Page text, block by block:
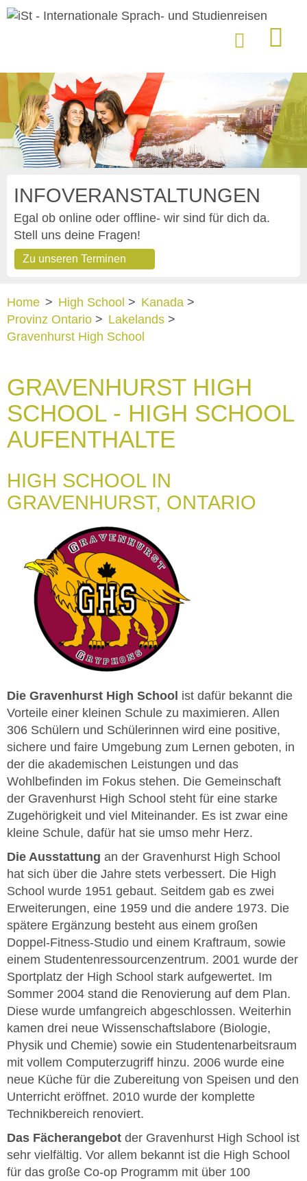
INFOVERANSTALTUNGEN
Egal ob online oder offline- wir sind für dich da.
Stell uns deine Fragen!
Zu unseren Terminen
Home > High School > Kanada >
Provinz Ontario > Lakelands >
Gravenhurst High School
GRAVENHURST HIGH
SCHOOL - HIGH SCHOOL
AUFENTHALTE
HIGH SCHOOL IN
GRAVENHURST, ONTARIO
Die Gravenhurst High School ist dafür bekannt die
Vorteile einer kleinen Schule zu maximieren. Allen
306 Schülern und Schülerinnen wird eine positive,
sichere und faire Umgebung zum Lernen geboten, in
der die akademischen Leistungen und das
Wohlbefinden im Fokus stehen. Die Gemeinschaft
der Gravenhurst High School steht für eine starke
Zugehörigkeit und viel Miteinander. Es ist zwar eine
kleine Schule, dafür hat sie umso mehr Herz.
Die Ausstattung an der Gravenhurst High School
hat sich über die Jahre stets verbessert. Die High
School wurde 1951 gebaut. Seitdem gab es zwei
Erweiterungen, eine 1959 und die andere 1973. Die
spätere Ergänzung besteht aus einem großen
Doppel-Fitness-Studio und einem Kraftraum, sowie
einem Studentenressourcenzentrum. 2001 wurde der
Sportplatz der High School stark aufgewertet. Im
Sommer 2004 stand die Renovierung auf dem Plan.
Diese wurde umfangreich abgeschlossen. Weiterhin
kamen drei neue Wissenschaftslabore (Biologie,
Physik und Chemie) sowie ein Studentenarbeitsraum
mit vollem Computerzugriff hinzu. 2006 wurde eine
neue Küche für die Zubereitung von Speisen und den
Unterricht eröffnet. 2010 wurde der komplette
Technikbereich renoviert.
Das Fächerangebot der Gravenhurst High School ist
sehr vielfältig. Vor allem bekannt ist die High School
für das große Co-op Programm mit über 100